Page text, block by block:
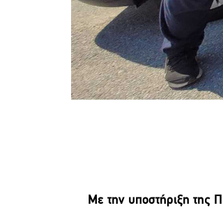
Με την υποστήριξη της